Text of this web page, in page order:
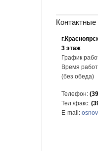
3 этаж
График
Время
(без обеда)
Телефон:
Тел./факс:
E-mail: